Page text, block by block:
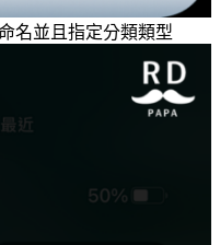
名並且指定分類類型